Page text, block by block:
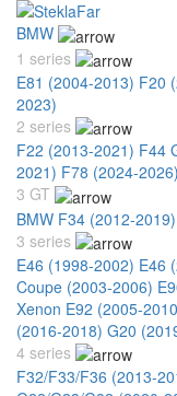
BMW
1 series
E81 (2004-2013) F20
2023)
2 series
F22 (2013-2021) F44
2021) F78 (2024-2026)
3 GT
BMW F34 (2012-
3 series
E46 (1998-2002) E46
Coupe (2003-2006)
Xenon E92 (2005-
(2016-2018) G20
4 series
F32/F33/F36 (2013-